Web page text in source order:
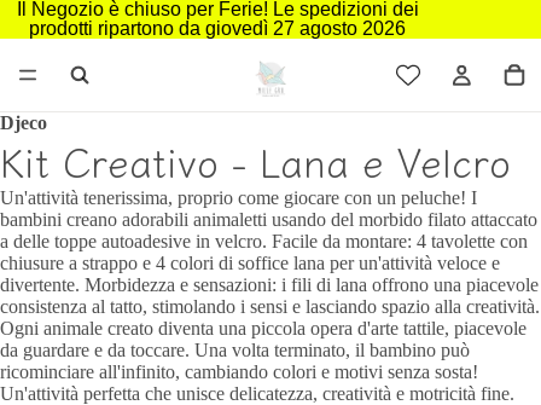
Il Negozio è chiuso per Ferie! Le spedizioni dei
prodotti ripartono da giovedì 27 agosto 2026
Djeco
Kit Creativo - Lana e Velcro
Un'attività tenerissima, proprio come giocare con un peluche! I
bambini creano adorabili animaletti usando del morbido filato attaccato
a delle toppe autoadesive in velcro. Facile da montare: 4 tavolette con
chiusure a strappo e 4 colori di soffice lana per un'attività veloce e
divertente. Morbidezza e sensazioni: i fili di lana offrono una piacevole
consistenza al tatto, stimolando i sensi e lasciando spazio alla creatività.
Ogni animale creato diventa una piccola opera d'arte tattile, piacevole
da guardare e da toccare. Una volta terminato, il bambino può
ricominciare all'infinito, cambiando colori e motivi senza sosta!
Un'attività perfetta che unisce delicatezza, creatività e motricità fine.